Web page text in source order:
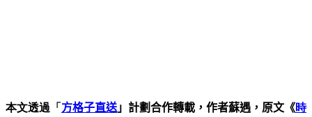
本文透過「 方格子直送 」計劃合作轉載，作者蘇遇 ，原文《時